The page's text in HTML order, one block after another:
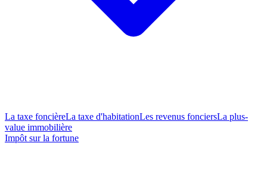
La taxe foncièreLa taxe d'habitationLes revenus fonciersLa plus-
value immobilière
Impôt sur la fortune